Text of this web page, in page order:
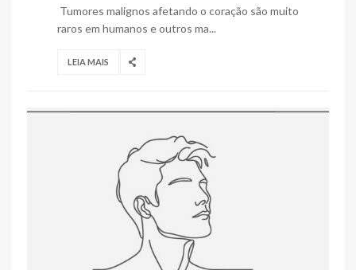
Tumores malignos afetando o coração são muito
raros em humanos e outros ma...
LEIA MAIS